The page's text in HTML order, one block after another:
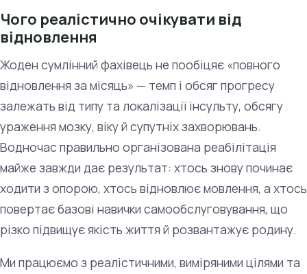
Чого реалістично очікувати від
відновлення
Жоден сумлінний фахівець не пообіцяє «повного
відновлення за місяць» — темп і обсяг прогресу
залежать від типу та локалізації інсульту, обсягу
ураження мозку, віку й супутніх захворювань.
Водночас правильно організована реабілітація
майже завжди дає результат: хтось знову починає
ходити з опорою, хтось відновлює мовлення, а хтось
повертає базові навички самообслуговування, що
різко підвищує якість життя й розвантажує родину.
Ми працюємо з реалістичними, виміряними цілями та